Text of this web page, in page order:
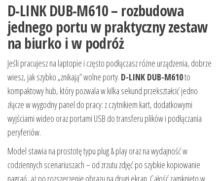
D-LINK DUB-M610 – rozbudowa
jednego portu w praktyczny zestaw
na biurko i w podróż
Jeśli pracujesz na laptopie i często podłączasz różne urządzenia, dobrze
wiesz, jak szybko „znikają” wolne porty. D-LINK DUB-M610to
kompaktowy hub, który pozwala w kilka sekund przekształcić jedno
złącze w wygodny panel do pracy: z czytnikiem kart, dodatkowymi
wyjściami wideo oraz portami USB do transferu plików i podłączania
peryferiów.
Model stawia na prostotę typu plug & play oraz na wydajność w
codziennych scenariuszach – od zrzutu zdjęć po szybkie kopiowanie
nagrań, aż po rozszerzenie obrazu na drugi ekran. Całość zamknięto w